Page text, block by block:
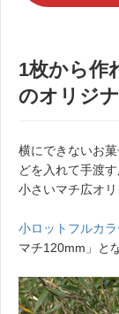
1枚から作
のオリジ
横にできないお
どを入れて手渡
小さいマチ広オ
小ロットフルカ
マチ120mm」と